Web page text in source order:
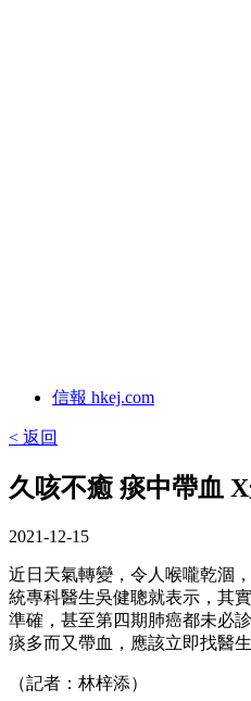
信報 hkej.com
< 返回
久咳不癒 痰中帶血
2021-12-15
近日天氣轉變，令人喉嚨乾涸
統專科醫生吳健聰就表示，其
準確，甚至第四期肺癌都未必
痰多而又帶血，應該立即找醫
（記者：林梓添）